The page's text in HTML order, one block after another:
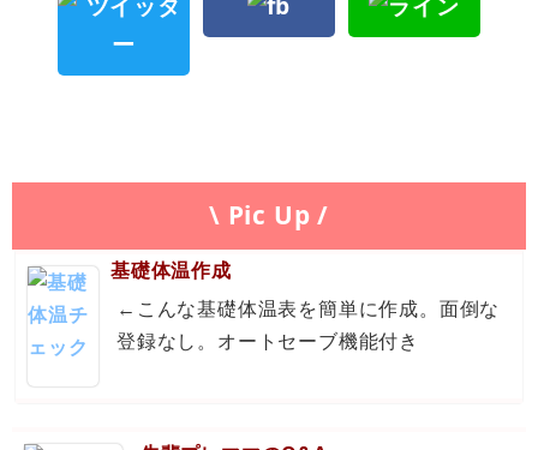
\ Pic Up /
基礎体温作成
←こんな基礎体温表を簡単に作成。面倒な
登録なし。オートセーブ機能付き